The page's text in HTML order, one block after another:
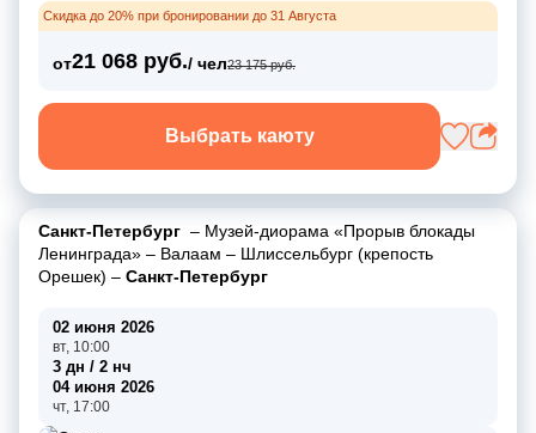
Скидка до 20% при бронировании до 31 Августа
от21 068 руб./ чел23 175 руб.
Выбрать каюту
Санкт-Петербург – Музей-диорама «Прорыв блокады
Ленинграда» – Валаам – Шлиссельбург (крепость
Орешек) – Санкт-Петербург
02 июня 2026
вт, 10:00
3 дн / 2 нч
04 июня 2026
чт, 17:00